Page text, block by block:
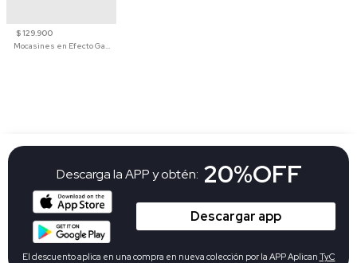
$ 129.900
Mocasines en Efecto Gamuzado Para Mujer
Descarga la APP y obtén: 20%OFF
Descargar app
El descuento aplica en una compra en nueva colección por la APP Aplican TyC